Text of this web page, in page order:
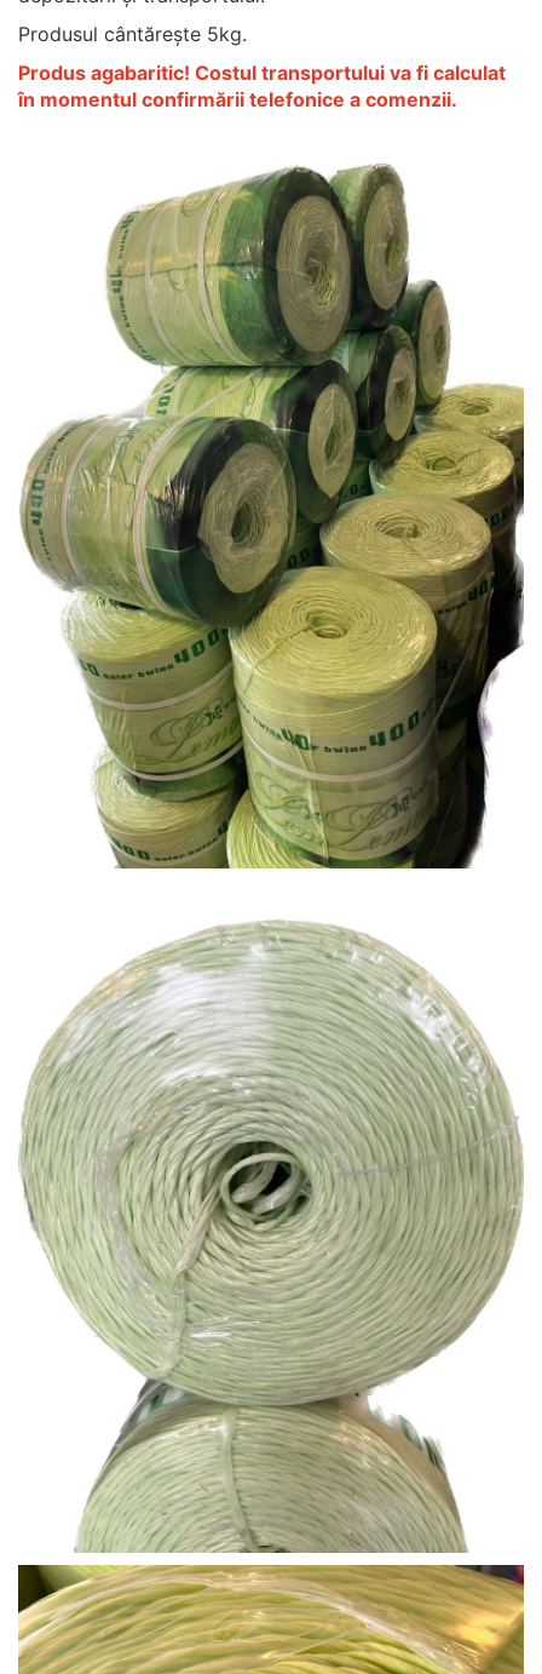
Produsul cântărește 5kg.
Produs agabaritic! Costul transportului va fi calculat
în momentul confirmării telefonice a comenzii.